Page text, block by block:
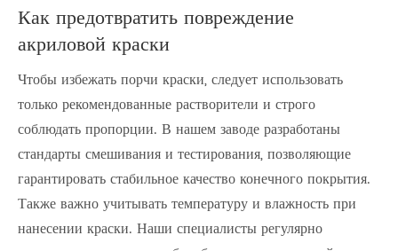
Как предотвратить повреждение
акриловой краски
Чтобы избежать порчи краски, следует использовать
только рекомендованные растворители и строго
соблюдать пропорции. В нашем заводе разработаны
стандарты смешивания и тестирования, позволяющие
гарантировать стабильное качество конечного покрытия.
Также важно учитывать температуру и влажность при
нанесении краски. Наши специалисты регулярно